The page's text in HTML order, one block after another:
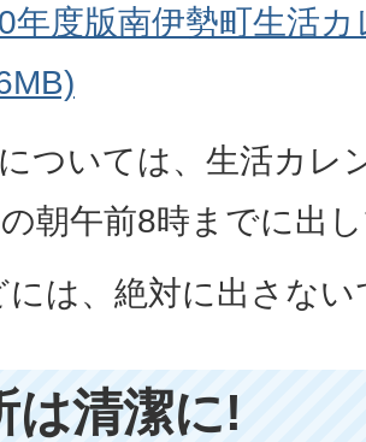
年度版南伊勢町生活
ついては、生活カレ
朝午前8時までに出
には、絶対に出さな
は清潔に!